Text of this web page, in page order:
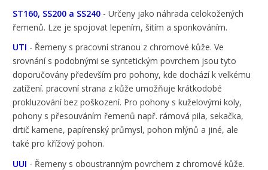
ST160, SS200 a SS240 - Určeny jako náhrada celokožených
řemenů. Lze je spojovat lepením, šitím a sponkováním.
UTI - Řemeny s pracovní stranou z chromové kůže. Ve
srovnání s podobnými se syntetickým povrchem jsou tyto
doporučovány především pro pohony, kde dochází k velkému
zatížení. pracovní strana z kůže umožňuje krátkodobé
prokluzování bez poškození. Pro pohony s kuželovými koly,
pohony s přesouváním řemenů např. rámová pila, sekačka,
drtič kamene, papírenský průmysl, pohon mlýnů a jiné, ale
také pro křížový pohon.
UUI - Řemeny s oboustranným povrchem z chromové kůže.